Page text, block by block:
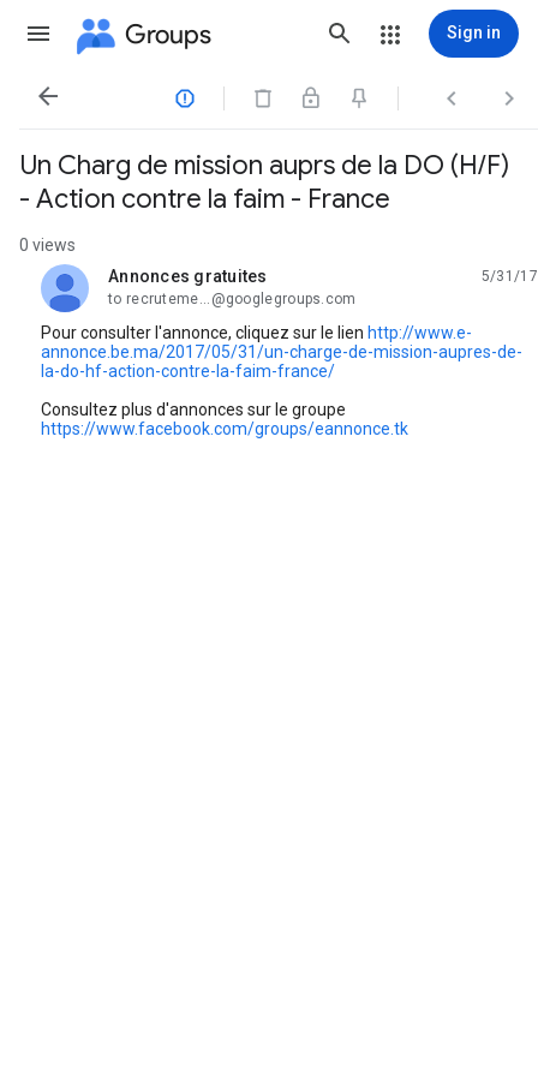
Groups Sign in
   
Un Charg de mission auprs de la DO (H/F)
- Action contre la faim - France
0 views
Annonces gratuites
unread,
5/31/17
to recruteme...@googlegroups.com
Pour consulter l'annonce, cliquez sur le lien http://www.e-
annonce.be.ma/2017/05/31/un-charge-de-mission-aupres-de-
la-do-hf-action-contre-la-faim-france/
Consultez plus d'annonces sur le groupe
https://www.facebook.com/groups/eannonce.tk